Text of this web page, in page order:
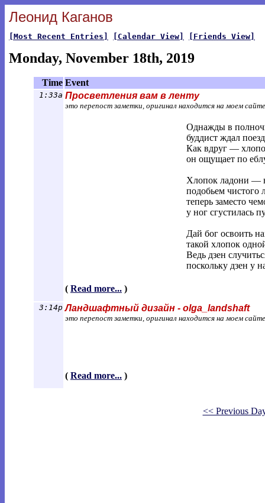
Леонид Каганов
[Most Recent Entries] [Calendar View] [Friends View]
Monday, November 18th, 2019
Time Event
1:33a Просветления вам в ленту
это перепост заметки, оригинал находится на моем
Однажды в
буддист ждал
Как вдруг —
он ощущает по
Хлопок ладони —
подобьем чистого
теперь заместо
у ног сгустилась
Дай бог освоить
такой хлопок
Ведь дзен
поскольку дзен у
( Read more... )
3:14p Ландшафтный дизайн - olga_landshaft
это перепост заметки, оригинал находится на моем
( Read more... )
<< Previous